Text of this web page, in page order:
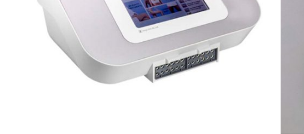
CAVITAÇÃO
DIVERSOS
PRESSOTERAPIA